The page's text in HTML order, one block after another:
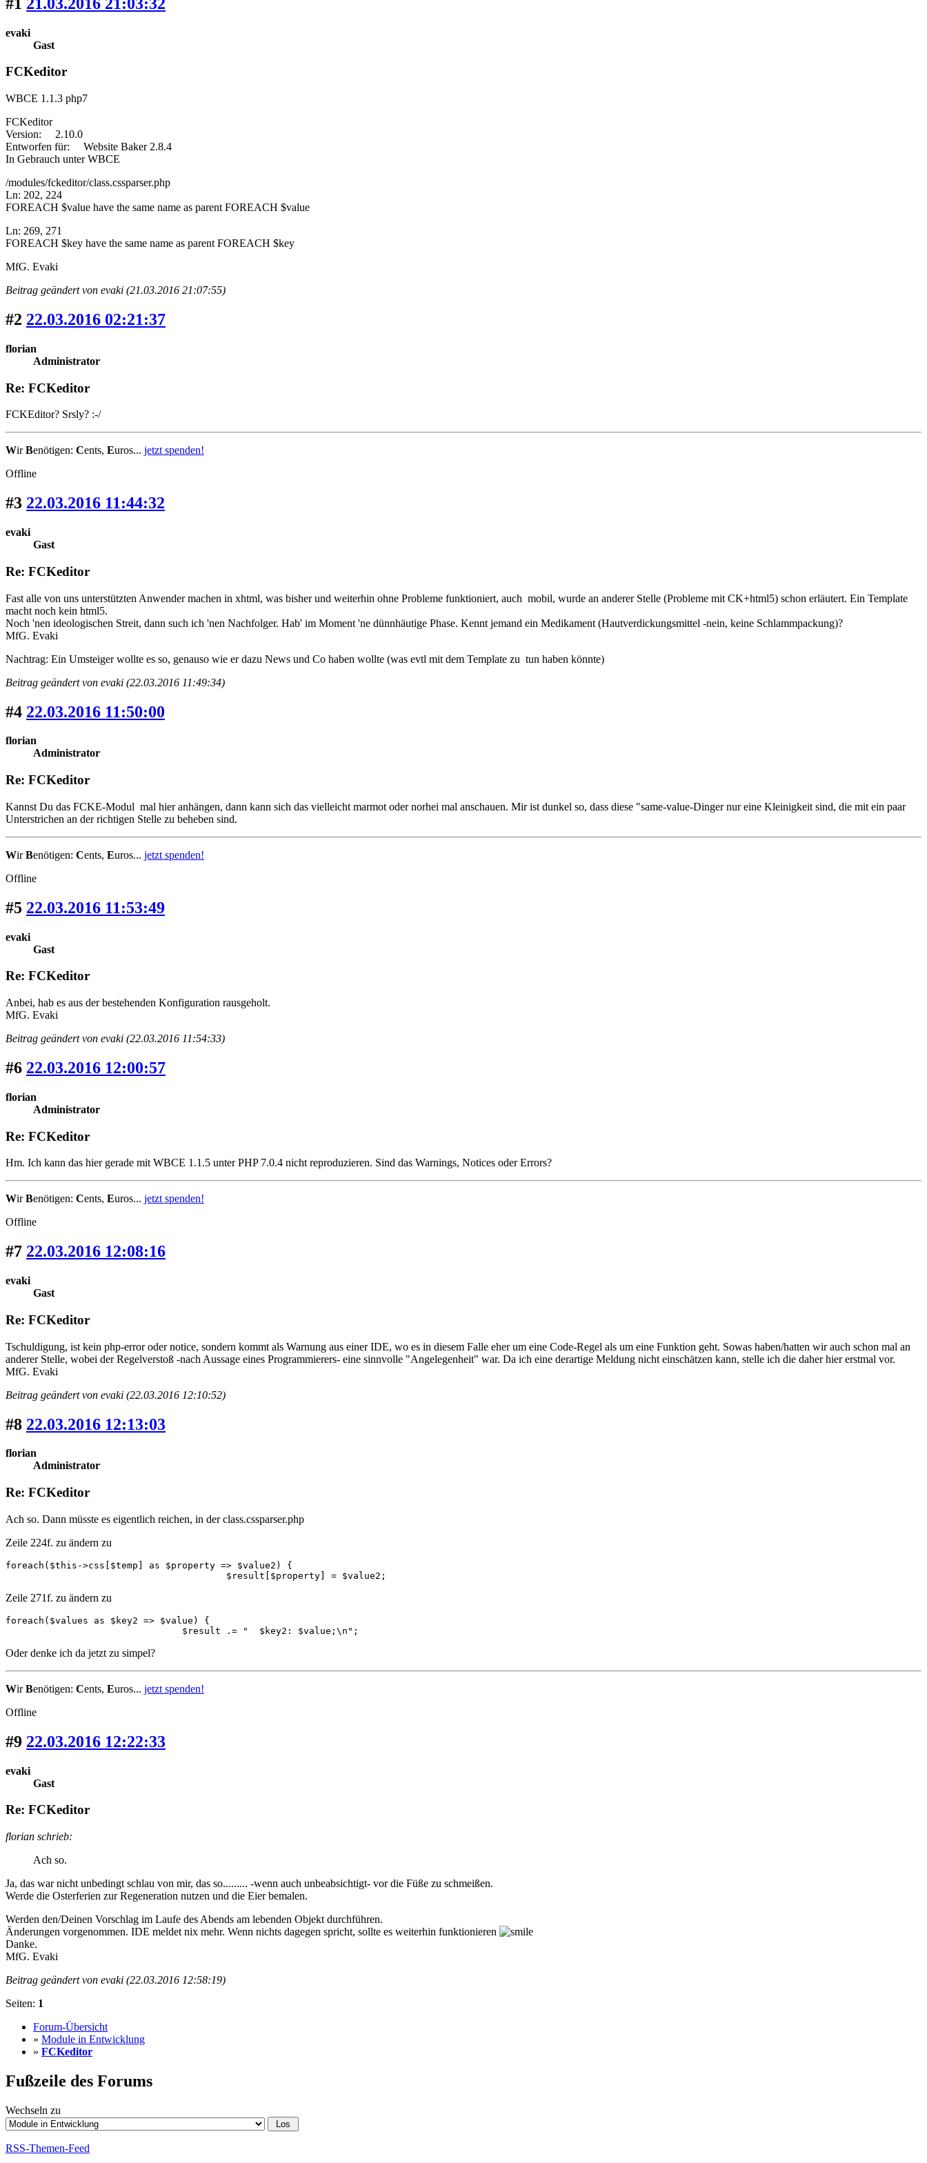
evaki
Gast
FCKeditor
WBCE 1.1.3 php7
FCKeditor
Version: 2.10.0
Entworfen für: Website Baker 2.8.4
In Gebrauch unter WBCE
/modules/fckeditor/class.cssparser.php
Ln: 202, 224
FOREACH $value have the same name as parent FOREACH $value
Ln: 269, 271
FOREACH $key have the same name as parent FOREACH $key
MfG. Evaki
Beitrag geändert von evaki (21.03.2016 21:07:55)
#2 22.03.2016 02:21:37
florian
Administrator
Re: FCKeditor
FCKEditor? Srsly? :-/
WirBenötigen: Cents, Euros... jetzt spenden!
Offline
#3 22.03.2016 11:44:32
evaki
Gast
Re: FCKeditor
Fast alle von uns unterstützten Anwender machen in xhtml, was bisher und weiterhin ohne Probleme funktioniert, auch mobil, wurde an anderer Stelle (Probleme mit CK+html5) schon erläutert. Ein Template
macht noch kein html5.
Noch 'nen ideologischen Streit, dann such ich 'nen Nachfolger. Hab' im Moment 'ne dünnhäutige Phase. Kennt jemand ein Medikament (Hautverdickungsmittel -nein, keine Schlammpackung)?
MfG. Evaki
Nachtrag: Ein Umsteiger wollte es so, genauso wie er dazu News und Co haben wollte (was evtl mit dem Template zu tun haben könnte)
Beitrag geändert von evaki (22.03.2016 11:49:34)
#4 22.03.2016 11:50:00
florian
Administrator
Re: FCKeditor
Kannst Du das FCKE-Modul mal hier anhängen, dann kann sich das vielleicht marmot oder norhei mal anschauen. Mir ist dunkel so, dass diese "same-value-Dinger nur eine Kleinigkeit sind, die mit ein paar
Unterstrichen an der richtigen Stelle zu beheben sind.
WirBenötigen: Cents, Euros... jetzt spenden!
Offline
#5 22.03.2016 11:53:49
evaki
Gast
Re: FCKeditor
Anbei, hab es aus der bestehenden Konfiguration rausgeholt.
MfG. Evaki
Beitrag geändert von evaki (22.03.2016 11:54:33)
#6 22.03.2016 12:00:57
florian
Administrator
Re: FCKeditor
Hm. Ich kann das hier gerade mit WBCE 1.1.5 unter PHP 7.0.4 nicht reproduzieren. Sind das Warnings, Notices oder Errors?
WirBenötigen: Cents, Euros... jetzt spenden!
Offline
#7 22.03.2016 12:08:16
evaki
Gast
Re: FCKeditor
Tschuldigung, ist kein php-error oder notice, sondern kommt als Warnung aus einer IDE, wo es in diesem Falle eher um eine Code-Regel als um eine Funktion geht. Sowas haben/hatten wir auch schon mal an
anderer Stelle, wobei der Regelverstoß -nach Aussage eines Programmierers- eine sinnvolle "Angelegenheit" war. Da ich eine derartige Meldung nicht einschätzen kann, stelle ich die daher hier erstmal vor.
MfG. Evaki
Beitrag geändert von evaki (22.03.2016 12:10:52)
#8 22.03.2016 12:13:03
florian
Administrator
Re: FCKeditor
Ach so. Dann müsste es eigentlich reichen, in der class.cssparser.php
Zeile 224f. zu ändern zu
foreach($this->css[$temp] as $property => $value2) {
					$result[$property] = $value2;
Zeile 271f. zu ändern zu
foreach($values as $key2 => $value) {
				$result .= "  $key2: $value;\n";
Oder denke ich da jetzt zu simpel?
WirBenötigen: Cents, Euros... jetzt spenden!
Offline
#9 22.03.2016 12:22:33
evaki
Gast
Re: FCKeditor
florian schrieb:
Ach so.
Ja, das war nicht unbedingt schlau von mir, das so......... -wenn auch unbeabsichtigt- vor die Füße zu schmeißen.
Werde die Osterferien zur Regeneration nutzen und die Eier bemalen.
Werden den/Deinen Vorschlag im Laufe des Abends am lebenden Objekt durchführen.
Änderungen vorgenommen. IDE meldet nix mehr. Wenn nichts dagegen spricht, sollte es weiterhin funktionieren
Danke.
MfG. Evaki
Beitrag geändert von evaki (22.03.2016 12:58:19)
Seiten: 1
Forum-Übersicht
» Module in Entwicklung
» FCKeditor
Fußzeile des Forums
Wechseln zu
RSS-Themen-Feed